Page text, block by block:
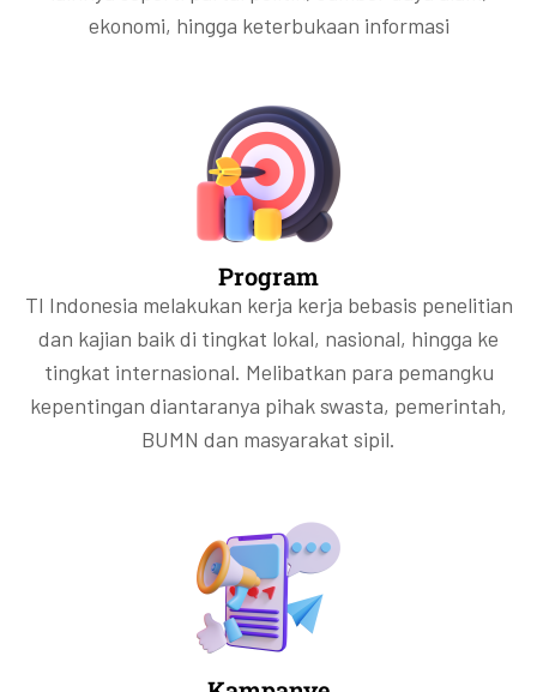
ekonomi, hingga keterbukaan informasi
Program
TI Indonesia melakukan kerja kerja bebasis penelitian
dan kajian baik di tingkat lokal, nasional, hingga ke
tingkat internasional. Melibatkan para pemangku
kepentingan diantaranya pihak swasta, pemerintah,
BUMN dan masyarakat sipil.